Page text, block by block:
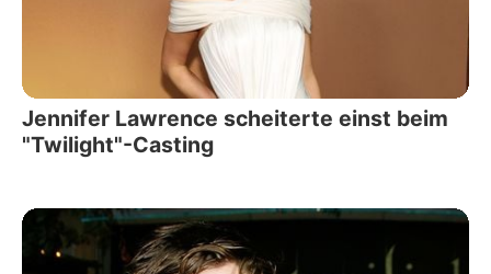
Jennifer Lawrence scheiterte einst beim
"Twilight"-Casting